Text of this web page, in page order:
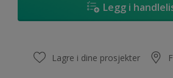
Legg i
Lagre i dine prosjekter